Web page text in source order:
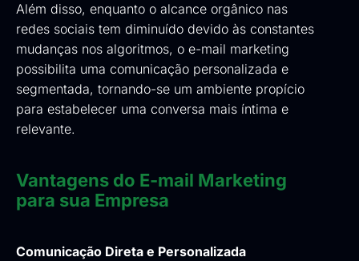
Além disso, enquanto o alcance orgânico nas
redes sociais tem diminuído devido às constantes
mudanças nos algoritmos, o e-mail marketing
possibilita uma comunicação personalizada e
segmentada, tornando-se um ambiente propício
para estabelecer uma conversa mais íntima e
relevante.
Vantagens do E-mail Marketing
para sua Empresa
Comunicação Direta e Personalizada